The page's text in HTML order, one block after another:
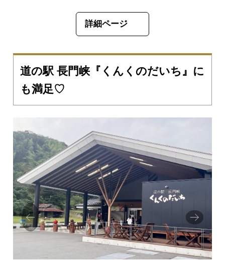
詳細ページ
道の駅 長門峡『くんくのだいち』に
も満足♡
Prev
ious
Next